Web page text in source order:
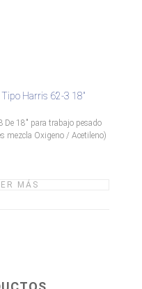
Harris 62-3 18″
De 18" para trabajo pesado
mezcla Oxigeno / Acetileno)
MÁS